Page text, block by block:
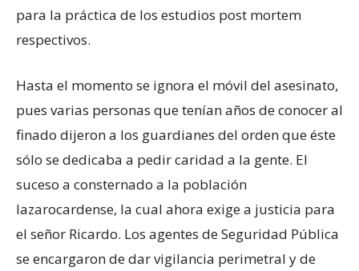
para la práctica de los estudios post mortem
respectivos.
Hasta el momento se ignora el móvil del asesinato,
pues varias personas que tenían años de conocer al
finado dijeron a los guardianes del orden que éste
sólo se dedicaba a pedir caridad a la gente. El
suceso a consternado a la población
lazarocardense, la cual ahora exige a justicia para
el señor Ricardo. Los agentes de Seguridad Pública
se encargaron de dar vigilancia perimetral y de